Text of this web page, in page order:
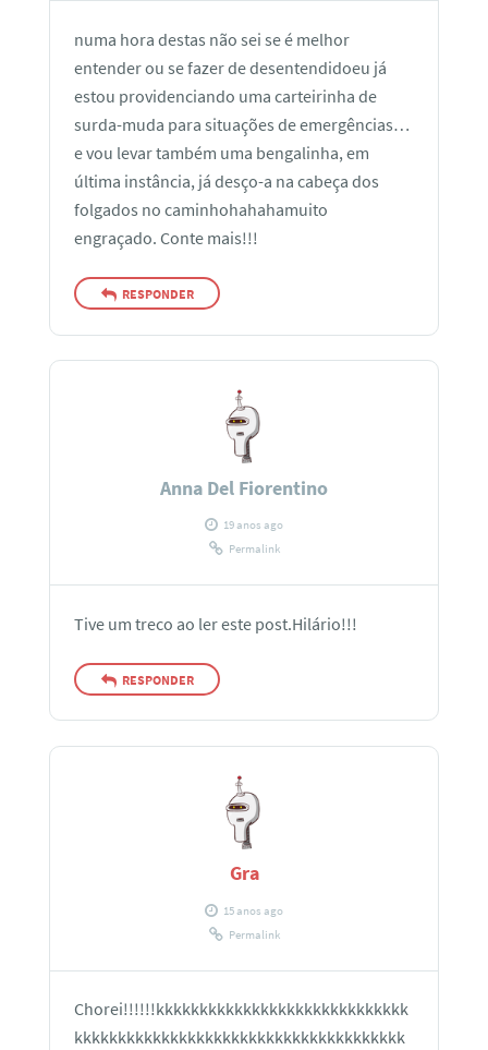
numa hora destas não sei se é melhor
entender ou se fazer de desentendidoeu já
estou providenciando uma carteirinha de
surda-muda para situações de emergências…
e vou levar também uma bengalinha, em
última instância, já desço-a na cabeça dos
folgados no caminhohahahamuito
engraçado. Conte mais!!!
RESPONDER
Anna Del Fiorentino
19 anos ago
Permalink
Tive um treco ao ler este post.Hilário!!!
RESPONDER
Gra
15 anos ago
Permalink
Chorei!!!!!!kkkkkkkkkkkkkkkkkkkkkkkkkkkkk
kkkkkkkkkkkkkkkkkkkkkkkkkkkkkkkkkkkkkk